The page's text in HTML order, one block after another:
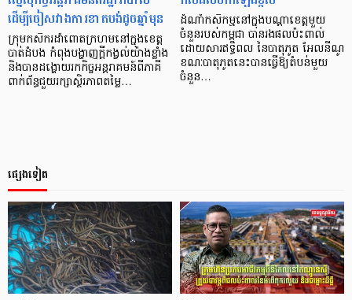
ដើម្បីចៀសវាងការខាតបង់ដូចឆ្នាំមុន
ក្រុមកសិករដាំពោតក្រហមនៅក្នុងខេត្ត
បាត់ដំបង កំពុងបង្ហាញក្តីកង្វល់យ៉ាងខ្លាំង
និងបានដង្ហោយរកកិច្ចអន្តរាគមន៍ពីភាគី
ពាក់ព័ន្ធជួយរក្សាស្ថិរភាពតម្លៃ…
ដំណាំកសិកម្មនៅក្នុង​បណ្ដាខេត្តមួយ
ចំនួនរបស់កម្ពុជា បានរងផលប៉ះពាល់
ដោយសារឥទ្ធិពល នៃបាតុភូត អែលនីណូ
ខណៈបាតុភូតនេះបានធ្វើឱ្យតំបន់មួយ
ចំនួន…
ផ្សេងទៀត